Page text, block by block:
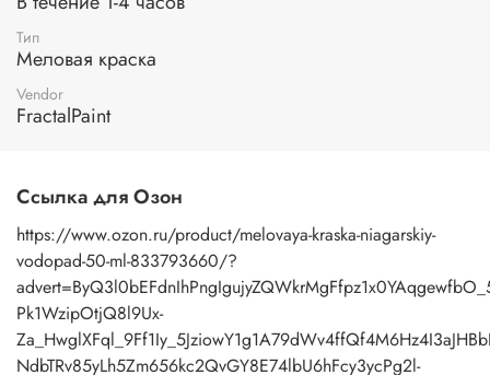
Тип
Меловая краска
Vendor
FractalPaint
Ссылка для Озон
https://www.ozon.ru/product/melovaya-kraska-niagarskiy-
vodopad-50-ml-833793660/?
Pk1WzipOtjQ8l9Ux-
NdbTRv85yLh5Zm656kc2QvGY8E74lbU6hFcy3ycPg2l-